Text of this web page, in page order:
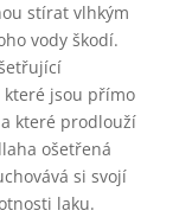
stírat vlhkým
vody škodí.
jsou přímo
které prodlouží
ošetřená
si svojí
laku.